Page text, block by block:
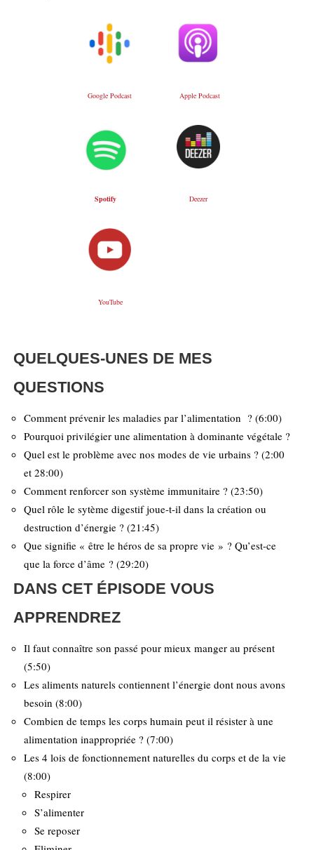
Google Podcast Apple Podcast
Spotify Deezer
YouTube
QUELQUES-UNES DE MES
QUESTIONS
Comment prévenir les maladies par l’alimentation ? (6:00)
Pourquoi privilégier une alimentation à dominante végétale ?
Quel est le problème avec nos modes de vie urbains ? (2:00
et 28:00)
Comment renforcer son système immunitaire ? (23:50)
Quel rôle le sytème digestif joue-t-il dans la création ou
destruction d’énergie ? (21:45)
Que signifie « être le héros de sa propre vie » ? Qu’est-ce
que la force d’âme ? (29:20)
DANS CET ÉPISODE VOUS
APPRENDREZ
Il faut connaître son passé pour mieux manger au présent
(5:50)
Les aliments naturels contiennent l’énergie dont nous avons
besoin (8:00)
Combien de temps les corps humain peut il résister à une
alimentation inappropriée ? (7:00)
Les 4 lois de fonctionnement naturelles du corps et de la vie
(8:00)
Respirer
S’alimenter
Se reposer